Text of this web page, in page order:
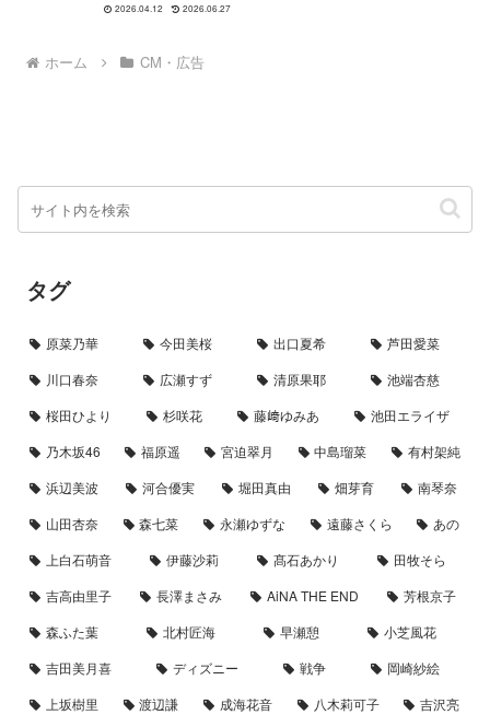
クって何？』篇（30秒・15秒×2
CMには、乃木坂46の5期生11名
が出演。商品名のインパク...
2026.04.12 2026.06.27
ホーム CM・広告
タグ
原菜乃華 今田美桜 出口夏希
芦田愛菜
川口春奈
広瀬すず 清原果耶
池端杏慈
桜田ひより
杉咲花 藤﨑ゆみあ
池田エライザ
乃木坂46
福原遥 宮迫翠月 中島瑠菜
有村架純
浜辺美波
河合優実 堀田真由 畑芽育
南琴奈
山田杏奈
森七菜 永瀬ゆずな 遠藤さくら
あの
上白石萌音
伊藤沙莉 髙石あかり
田牧そら
吉高由里子
長澤まさみ AiNA THE END
芳根京子
森ふた葉
北村匠海 早瀬憩
小芝風花
吉田美月喜
ディズニー 戦争
岡崎紗絵
上坂樹里
渡辺謙 成海花音 八木莉可子
吉沢亮